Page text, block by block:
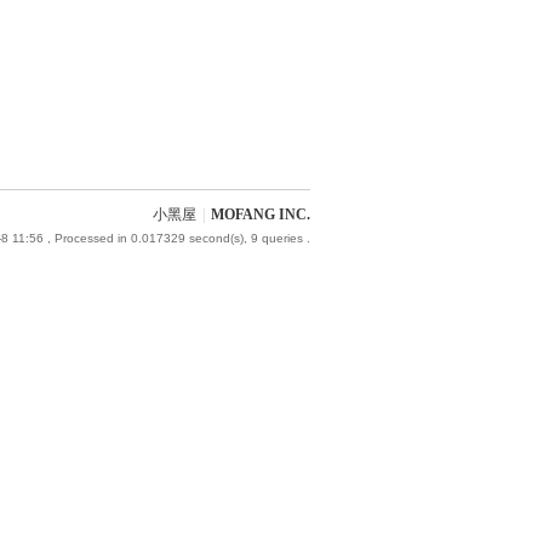
小黑屋 MOFANG INC.
11:56 , Processed in 0.017329 second(s), 9 queries .